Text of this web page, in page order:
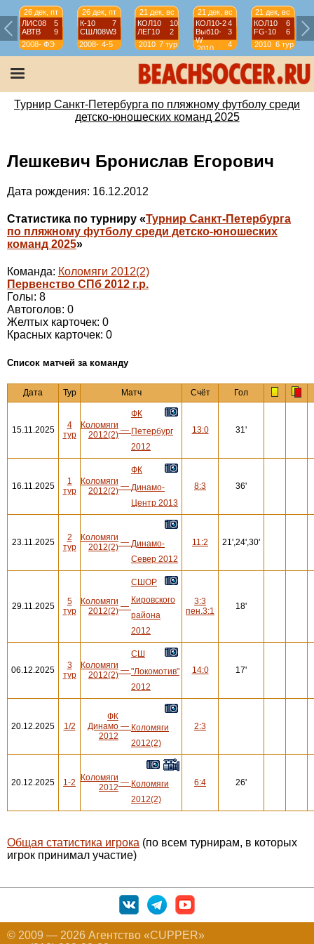
26 дек, пт
ЛИС08
5
АВТВ
9
2008-
2009
ФЭ
26 дек, пт
К-10
7
СШЛ08W3
2008-
2009
4-5
21 дек, вс
КОЛ10
10
ЛЕГ10
2
2010 7 тур
21 дек, вс
КОЛ10-24
Выб10-
W
3
2010
4
тур
21 дек, вс
КОЛ10
6
FG-10
6
2010 6 тур
Турнир Санкт-Петербурга по пляжному футболу среди
детско-юношеских команд 2025
Лешкевич Бронислав Егорович
Дата рождения: 16.12.2012
Статистика по турниру «Турнир Санкт-Петербурга
по пляжному футболу среди детско-юношеских
команд 2025»
Команда: Коломяги 2012(2)
Первенство СПб 2012 г.р.
Голы: 8
Автоголов: 0
Желтых карточек: 0
Красных карточек: 0
Cписок матчей за команду
Дата Тур Матч Счёт Гол
15.11.2025
4
тур
Коломяги
2012(2) —
ФК
Петербург
2012
13:0 31'
16.11.2025
1
тур
Коломяги
2012(2) —
ФК
Динамо-
Центр 2013
8:3 36'
23.11.2025
2
тур
Коломяги
2012(2) — Динамо-
Север 2012
11:2 21',24',30'
29.11.2025
5
тур
Коломяги
2012(2) —
СШОР
Кировского
района
2012
3:3
пен.3:1
18'
06.12.2025
3
тур
Коломяги
2012(2) —
СШ
"Локомотив"
2012
14:0 17'
20.12.2025 1/2
ФК
Динамо
2012
— Коломяги
2012(2)
2:3
20.12.2025 1-2
Коломяги
2012 — Коломяги
2012(2)
6:4 26'
Общая статистика игрока (по всем турнирам, в которых
игрок принимал участие)
© 2009 — 2026 Агентство «CUPPER»